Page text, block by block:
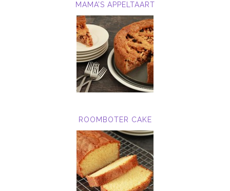
MAMA’S APPELTAART
ROOMBOTER CAKE